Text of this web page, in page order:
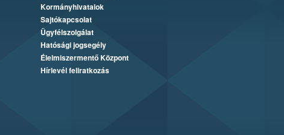
Kormányhivatalok
Sajtókapcsolat
Ügyfélszolgálat
Hatósági jogsegély
Élelmiszermentő Központ
Hírlevél feliratkozás